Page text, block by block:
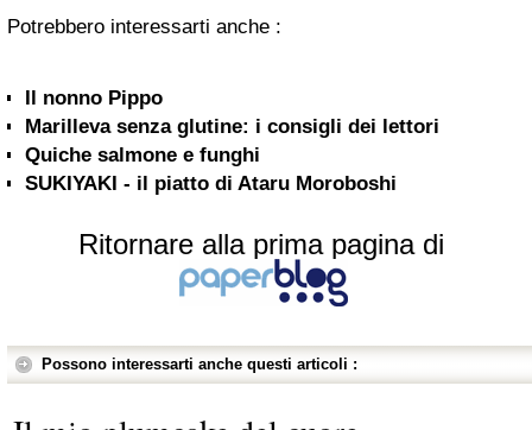
Potrebbero interessarti anche :
Il nonno Pippo
Marilleva senza glutine: i consigli dei lettori
Quiche salmone e funghi
SUKIYAKI - il piatto di Ataru Moroboshi
Ritornare alla prima pagina di
Possono interessarti anche questi articoli :